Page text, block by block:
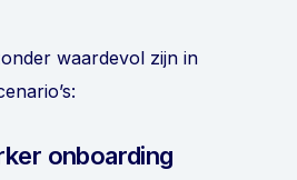
waardevol zijn in
onboarding